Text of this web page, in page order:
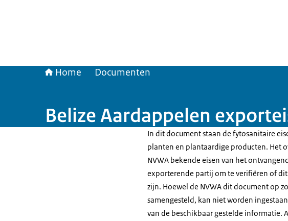
Home Documenten
Belize Aardappelen
In dit document staan de fytosanitaire
planten en plantaardige producten. Het
NVWA bekende eisen van het
exporterende partij om te verifiëren of dit
zijn. Hoewel de NVWA dit document op
samengesteld, kan niet worden
van de beschikbaar gestelde informatie.